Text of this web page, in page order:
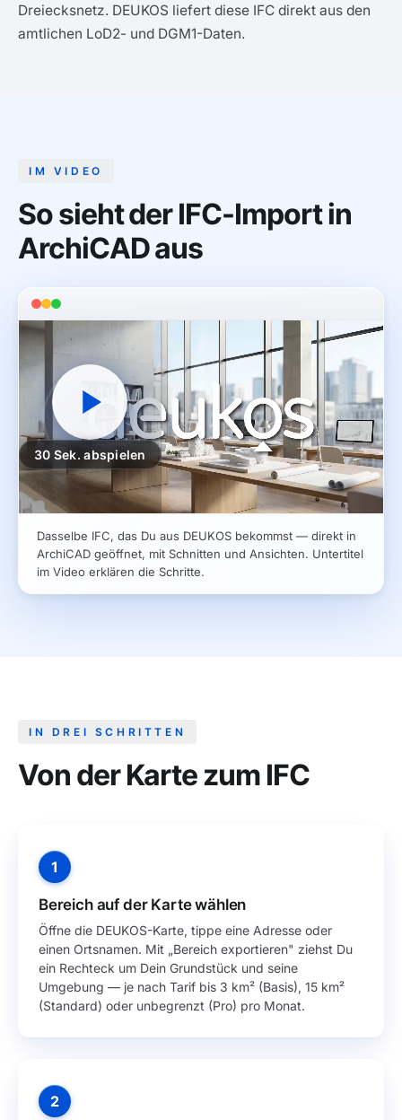
Dreiecksnetz. DEUKOS liefert diese IFC direkt aus den
amtlichen LoD2- und DGM1-Daten.
IM VIDEO
So sieht der IFC-Import in
ArchiCAD aus
30 Sek. abspielen
Dasselbe IFC, das Du aus DEUKOS bekommst — direkt in
ArchiCAD geöffnet, mit Schnitten und Ansichten. Untertitel
im Video erklären die Schritte.
IN DREI SCHRITTEN
Von der Karte zum IFC
1
Bereich auf der Karte wählen
Öffne die DEUKOS-Karte, tippe eine Adresse oder
einen Ortsnamen. Mit „Bereich exportieren" ziehst Du
ein Rechteck um Dein Grundstück und seine
Umgebung — je nach Tarif bis 3 km² (Basis), 15 km²
(Standard) oder unbegrenzt (Pro) pro Monat.
2